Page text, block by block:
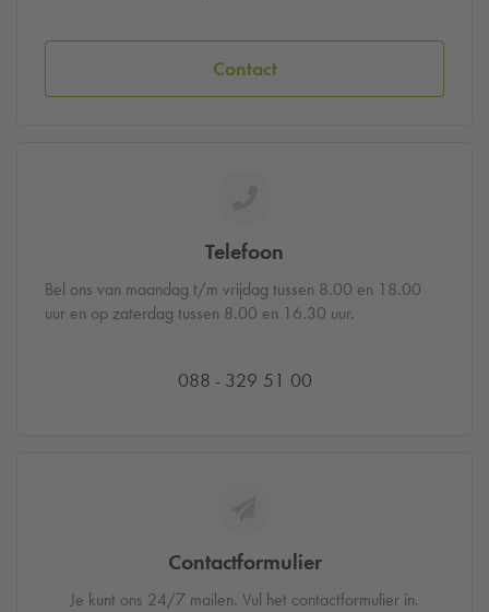
Contact
Telefoon
Bel ons van maandag t/m vrijdag tussen 8.00 en 18.00
uur en op zaterdag tussen 8.00 en 16.30 uur.
088 - 329 51 00
Contactformulier
Je kunt ons 24/7 mailen. Vul het contactformulier in.